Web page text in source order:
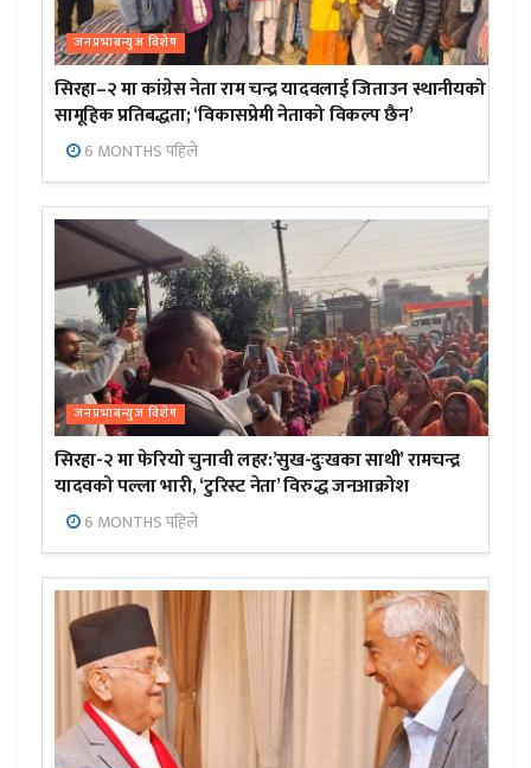
जनप्रभाबन्युज विशेष
सिरहा–२ मा कांग्रेस नेता राम चन्द्र यादवलाई जिताउन स्थानीयको
सामूहिक प्रतिबद्धता; ‘विकासप्रेमी नेताको विकल्प छैन’
6 MONTHS पहिले
जनप्रभाबन्युज विशेष
सिरहा-२ मा फेरियो चुनावी लहर:’सुख-दुःखका साथी’ रामचन्द्र
यादवको पल्ला भारी, ‘टुरिस्ट नेता’ विरुद्ध जनआक्रोश
6 MONTHS पहिले